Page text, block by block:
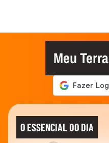
Meu Terra
O ESSENCIAL DO DIA